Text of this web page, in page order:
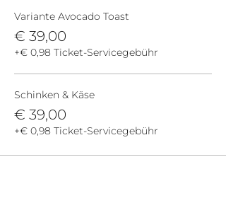
Variante Avocado Toast
€ 39,00
+€ 0,98 Ticket-Servicegebühr
Schinken & Käse
€ 39,00
+€ 0,98 Ticket-Servicegebühr